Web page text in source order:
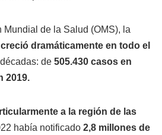
Mundial de la Salud (OMS), la
creció dramáticamente en todo el
de 505.430 casos en
2019.
a la región de las
había notificado 2,8 millones de